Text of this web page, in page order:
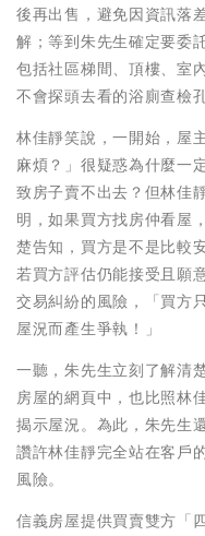
後再出售，避免因資訊落
解；等到朱先生確定要委
包括社區梯間、頂樓、室
不會探頭去看的浴廁查檢
林佳靜笑說，一開始，屋
麻煩？」很疑惑為什麼一
致房子賣不出去？但林佳
明，如果買方找房仲看屋
楚告知，買方是不是比較
若買方評估仍能接受且願
交易糾紛的風險，「買方
屋況而產生爭執！」
一聽，朱先生立刻了解清
房屋的網頁中，也比照林
揭示屋況。為此，朱先生
讚許林佳靜完全站在客戶
風險。
信義房屋提供買賣雙方「